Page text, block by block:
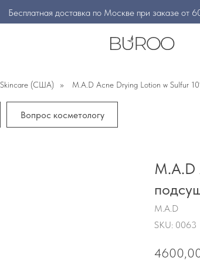
Бесплатная доставка по Москве при заказе от
Skincare (США) » M.A.D Acne Drying Lotion w Sulfur
Вопрос косметологу
M.A.D
M.A.D
SKU: 0063